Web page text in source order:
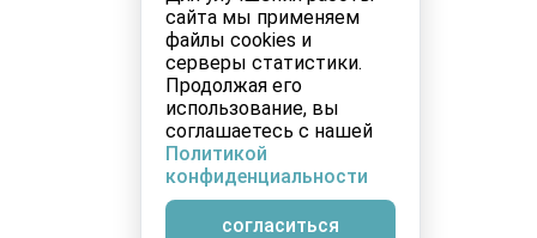
сайта мы применяем
файлы cookies и
серверы статистики.
Продолжая его
использование, вы
соглашаетесь с нашей
Политикой
конфиденциальности
согласиться